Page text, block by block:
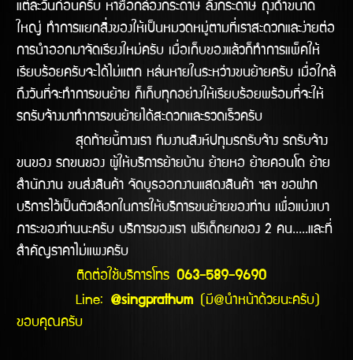
แต่ละวันก่อนครับ หาซื้อกล่องกระดาษ ลังกระดาษ ถุงดำขนาด
ใหญ่ ทำการแยกสิ่งของให้เป็นหมวดหมู่ตามที่เราสะดวกและง่ายต่อ
การนำออกมาจัดเรียงใหม่ครับ เมื่อเก็บของแล้วก็ทำการแพ็คให้
เรียบร้อยครับจะได้ไม่แตก หล่นหายในระหว่างขนย้ายครับ เมื่อใกล้
ถึงวันที่จะทำการขนย้าย ก็เก็บทุกอย่างให้เรียบร้อยพร้อมที่จะให้
รถรับจ้างมาทำการขนย้ายได้สะดวกและรวดเร็วครับ
สุดท้ายนี้ทางเรา ทีมงานสิงห์ปทุมรถรับจ้าง รถรับจ้าง
ขนของ รถขนของ ผู้ให้บริการย้ายบ้าน ย้ายหอ ย้ายคอนโด ย้าย
สำนักงาน ขนส่งสินค้า จัดบูธออกงานแสดงสินค้า ฯลฯ ขอฝาก
บริการไว้เป็นตัวเลือกในการให้บริการขนย้ายของท่าน เพื่อแบ่งเบา
ภาระของท่านนะครับ บริการของเรา ฟรีเด็กยกของ 2 คน.....และที่
สำคัญราคาไม่แพงครับ
ติดต่อใช้บริการโทร 063-589-9690
Line: @singprathum (มี@นำหน้าด้วยนะครับ)
ขอบคุณครับ